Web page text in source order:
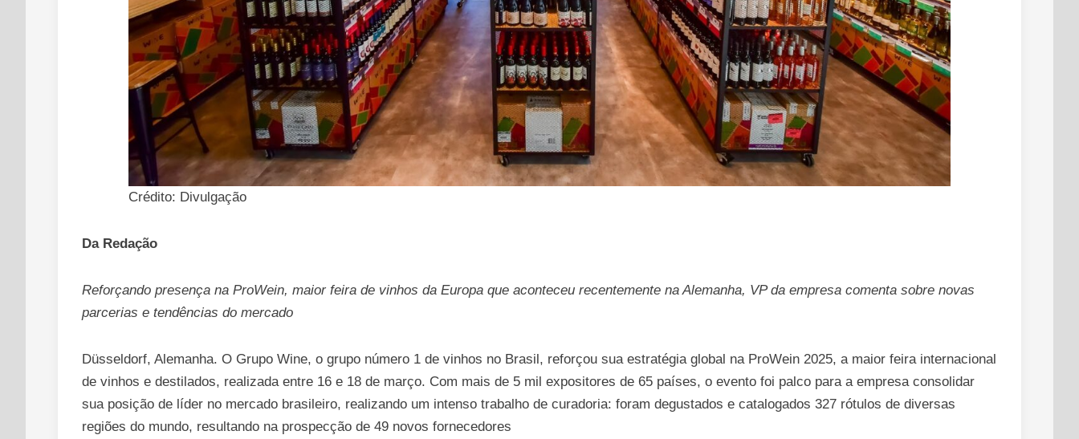
Crédito: Divulgação
Da Redação
Reforçando presença na ProWein, maior feira de vinhos da Europa que aconteceu recentemente na Alemanha, VP da empresa comenta sobre novas
parcerias e tendências do mercado
Düsseldorf, Alemanha. O Grupo Wine, o grupo número 1 de vinhos no Brasil, reforçou sua estratégia global na ProWein 2025, a maior feira internacional
de vinhos e destilados, realizada entre 16 e 18 de março. Com mais de 5 mil expositores de 65 países, o evento foi palco para a empresa consolidar
sua posição de líder no mercado brasileiro, realizando um intenso trabalho de curadoria: foram degustados e catalogados 327 rótulos de diversas
regiões do mundo, resultando na prospecção de 49 novos fornecedores